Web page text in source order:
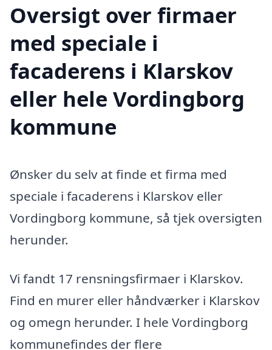
Oversigt over firmaer
med speciale i
facaderens i Klarskov
eller hele Vordingborg
kommune
Ønsker du selv at finde et firma med
speciale i facaderens i Klarskov eller
Vordingborg kommune, så tjek oversigten
herunder.
Vi fandt 17 rensningsfirmaer i Klarskov.
Find en murer eller håndværker i Klarskov
og omegn herunder. I hele Vordingborg
kommunefindes der flere